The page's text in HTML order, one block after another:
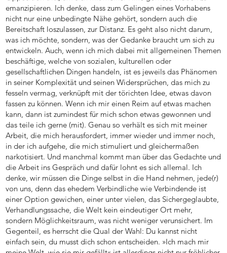
emanzipieren. Ich denke, dass zum Gelingen eines Vorhabens
nicht nur eine unbedingte Nähe gehört, sondern auch die
Bereitschaft loszulassen, zur Distanz. Es geht also nicht darum,
was ich möchte, sondern, was der Gedanke braucht um sich zu
entwickeln. Auch, wenn ich mich dabei mit allgemeinen Themen
beschäftige, welche von sozialen, kulturellen oder
gesellschaftlichen Dingen handeln, ist es jeweils das Phänomen
in seiner Komplexität und seinen Widersprüchen, das mich zu
fesseln vermag, verknüpft mit der törichten Idee, etwas davon
fassen zu können. Wenn ich mir einen Reim auf etwas machen
kann, dann ist zumindest für mich schon etwas gewonnen und
das teile ich gerne (mit). Genau so verhält es sich mit meiner
Arbeit, die mich herausfordert, immer wieder und immer noch,
in der ich aufgehe, die mich stimuliert und gleichermaßen
narkotisiert. Und manchmal kommt man über das Gedachte und
die Arbeit ins Gespräch und dafür lohnt es sich allemal. Ich
denke, wir müssen die Dinge selbst in die Hand nehmen, jede(r)
von uns, denn das ehedem Verbindliche wie Verbindende ist
einer Option gewichen, einer unter vielen, das Sichergeglaubte,
Verhandlungssache, die Welt kein eindeutiger Ort mehr,
sondern Möglichkeitsraum, was nicht weniger verunsichert. Im
Gegenteil, es herrscht die Qual der Wahl: Du kannst nicht
einfach sein, du musst dich schon entscheiden. »Ich mach mir